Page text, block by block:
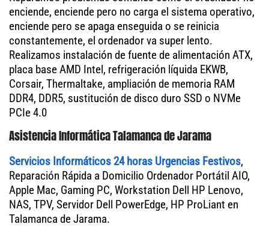
enciende, enciende pero no carga el sistema operativo,
enciende pero se apaga enseguida o se reinicia
constantemente, el ordenador va super lento.
Realizamos instalación de fuente de alimentación ATX,
placa base AMD Intel, refrigeración líquida EKWB,
Corsair, Thermaltake, ampliación de memoria RAM
DDR4, DDR5, sustitución de disco duro SSD o NVMe
PCIe 4.0
Asistencia Informática Talamanca de Jarama
Servicios Informáticos 24 horas Urgencias Festivos,
Reparación Rápida a Domicilio Ordenador Portátil AIO,
Apple Mac, Gaming PC, Workstation Dell HP Lenovo,
NAS, TPV, Servidor Dell PowerEdge, HP ProLiant en
Talamanca de Jarama.